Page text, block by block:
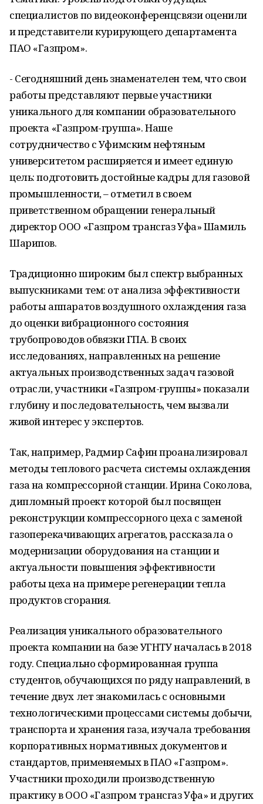
специалистов по видеоконференцсвязи оценили
и представители курирующего департамента
ПАО «Газпром».
- Сегодняшний день знаменателен тем, что свои
работы представляют первые участники
уникального для компании образовательного
проекта «Газпром-группа». Наше
сотрудничество с Уфимским нефтяным
университетом расширяется и имеет единую
цель: подготовить достойные кадры для газовой
промышленности, – отметил в своем
приветственном обращении генеральный
директор ООО «Газпром трансгаз Уфа» Шамиль
Шарипов.
Традиционно широким был спектр выбранных
выпускниками тем: от анализа эффективности
работы аппаратов воздушного охлаждения газа
до оценки вибрационного состояния
трубопроводов обвязки ГПА. В своих
исследованиях, направленных на решение
актуальных производственных задач газовой
отрасли, участники «Газпром-группы» показали
глубину и последовательность, чем вызвали
живой интерес у экспертов.
Так, например, Радмир Сафин проанализировал
методы теплового расчета системы охлаждения
газа на компрессорной станции. Ирина Соколова,
дипломный проект которой был посвящен
реконструкции компрессорного цеха с заменой
газоперекачивающих агрегатов, рассказала о
модернизации оборудования на станции и
актуальности повышения эффективности
работы цеха на примере регенерации тепла
продуктов сгорания.
Реализация уникального образовательного
проекта компании на базе УГНТУ началась в 2018
году. Специально сформированная группа
студентов, обучающихся по ряду направлений, в
течение двух лет знакомилась с основными
технологическими процессами системы добычи,
транспорта и хранения газа, изучала требования
корпоративных нормативных документов и
стандартов, применяемых в ПАО «Газпром».
Участники проходили производственную
практику в ООО «Газпром трансгаз Уфа» и других